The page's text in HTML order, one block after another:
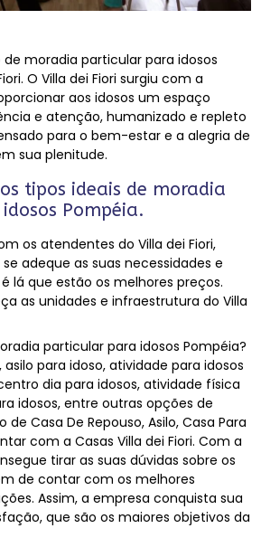
moradia particular para idosos
O Villa dei Fiori surgiu com a
aos idosos um espaço
e atenção, humanizado e repleto
para o bem-estar e a alegria de
sua plenitude.
tipos ideais de moradia
Pompéia.
os atendentes do Villa dei Fiori,
adeque as suas necessidades e
lá que estão os melhores preços.
as unidades e infraestrutura do Villa
particular para idosos Pompéia?
para idoso, atividade para idosos
dia para idosos, atividade física
idosos, entre outras opções de
Casa De Repouso, Asilo, Casa Para
com a Casas Villa dei Fiori. Com a
tirar as suas dúvidas sobre os
de contar com os melhores
Assim, a empresa conquista sua
que são os maiores objetivos da